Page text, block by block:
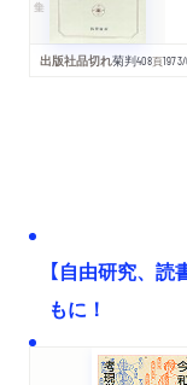
出版社品切れ菊判408頁
【自由研究、
もに！